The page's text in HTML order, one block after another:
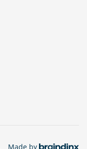
Made by